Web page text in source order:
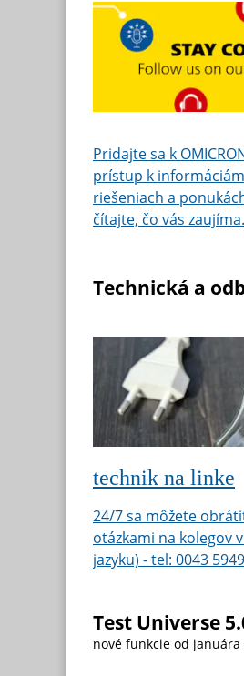
Pridajte sa k
prístup k
riešeniach a
čítajte, čo vás zaujíma.
Technická a
technik na linke
24/7 sa môžete
otázkami na kolegov
jazyku) - tel: 0043
Test Universe
nové funkcie od januára